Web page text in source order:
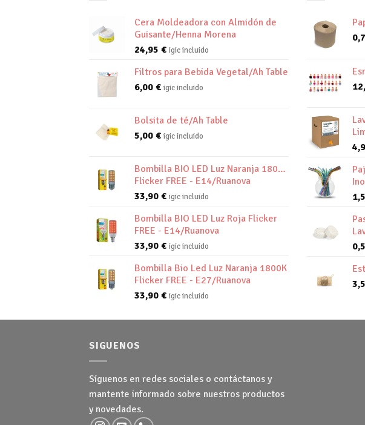
Cera Moldeadora con Almidón de
Guisante/Henna Morena
24,95 € igic incluido
Filtros para Bebida Vegetal/Ah Table
6,00 € igic incluido
Bolsita de té/Ah Table
5,00 € igic incluido
Bombilla BIO LED Luz Naranja 1800K
Flicker FREE - E14/Ruanova
33,90 € igic incluido
Bombilla BIO LED Luz Roja Flicker
FREE - E14/Ruanova
33,90 € igic incluido
Bombilla Bio Led Luz Naranja 1800K
Flicker FREE - E27/Ruanova
33,90 € igic incluido
SIGUENOS
Síguenos en redes sociales o contáctanos y
mantente informado sobre nuestros productos
y novedades.